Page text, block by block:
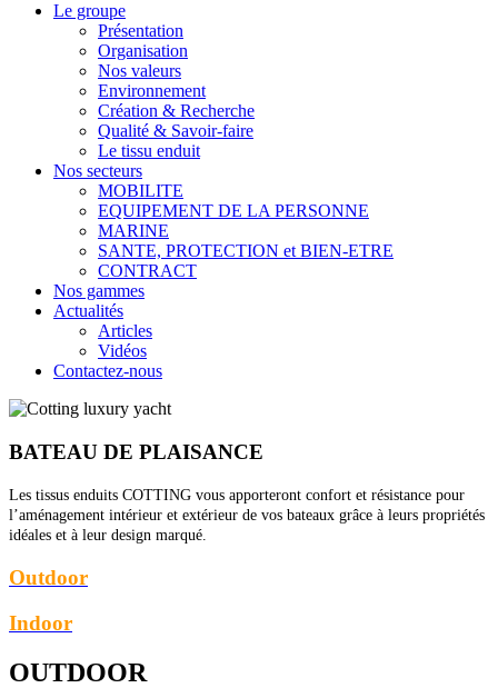
Le groupe
Présentation
Organisation
Nos valeurs
Environnement
Création & Recherche
Qualité & Savoir-faire
Le tissu enduit
Nos secteurs
MOBILITE
EQUIPEMENT DE LA PERSONNE
MARINE
SANTE, PROTECTION et BIEN-ETRE
CONTRACT
Nos gammes
Actualités
Articles
Vidéos
Contactez-nous
BATEAU DE PLAISANCE
Les tissus enduits COTTING vous apporteront confort et résistance pour
l’aménagement intérieur et extérieur de vos bateaux grâce à leurs propriétés
idéales et à leur design marqué.
Outdoor
Indoor
OUTDOOR